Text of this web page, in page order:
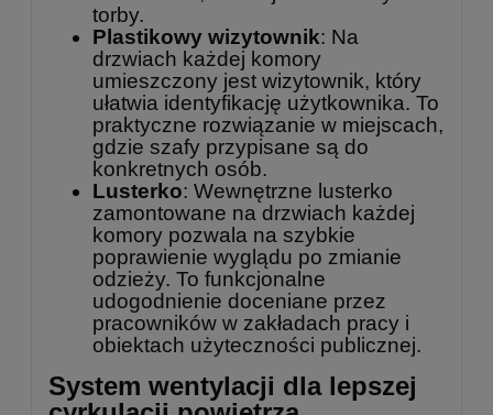
torby.
Plastikowy wizytownik: Na
drzwiach każdej komory
umieszczony jest wizytownik, który
ułatwia identyfikację użytkownika. To
praktyczne rozwiązanie w miejscach,
gdzie szafy przypisane są do
konkretnych osób.
Lusterko: Wewnętrzne lusterko
zamontowane na drzwiach każdej
komory pozwala na szybkie
poprawienie wyglądu po zmianie
odzieży. To funkcjonalne
udogodnienie doceniane przez
pracowników w zakładach pracy i
obiektach użyteczności publicznej.
System wentylacji dla lepszej